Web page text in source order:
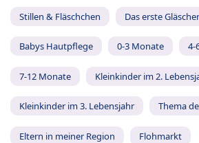
Stillen & Fläschchen Das erste
Babys Hautpflege 0-3 Monate 4-
7-12 Monate Kleinkinder im 2.
Kleinkinder im 3. Lebensjahr Thema
Eltern in meiner Region Flohmarkt